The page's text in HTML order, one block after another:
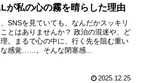
私の心の霧を晴らした理由
SNSを見ていても、なんだかスッキリ
とはありませんか？ 政治の混迷や、ど
。まるで心の中に、行く先を阻む重い
な感覚……。そんな閉塞感...
2025.12.25